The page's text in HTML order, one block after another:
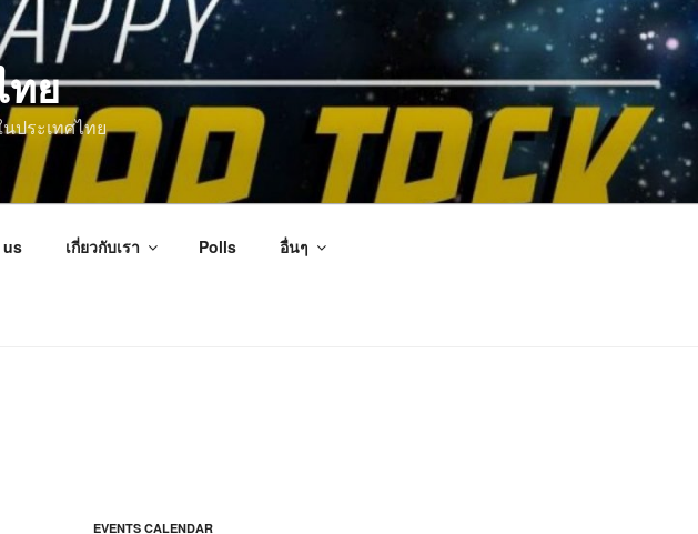
ทย
ประเทศไทย
เกี่ยวกับเรา Polls อื่นๆ
EVENTS CALENDAR